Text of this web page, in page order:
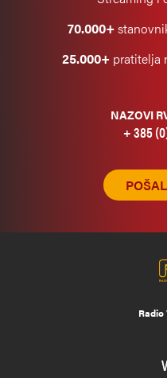
70.000+
25.000+ pratitelja
NAZOVI
+ 385
Radio